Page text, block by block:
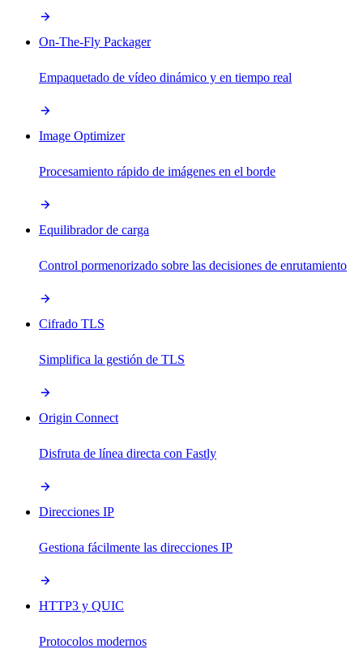
On-The-Fly Packager
Empaquetado de vídeo dinámico y en tiempo real
Image Optimizer
Procesamiento rápido de imágenes en el borde
Equilibrador de carga
Control pormenorizado sobre las decisiones de enrutamiento
Cifrado TLS
Simplifica la gestión de TLS
Origin Connect
Disfruta de línea directa con Fastly
Direcciones IP
Gestiona fácilmente las direcciones IP
HTTP3 y QUIC
Protocolos modernos